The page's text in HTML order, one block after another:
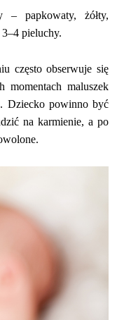
– papkowaty, żółty,
pieluchy.
często obserwuje się
maluszek
Dziecko powinno być
na karmienie, a po